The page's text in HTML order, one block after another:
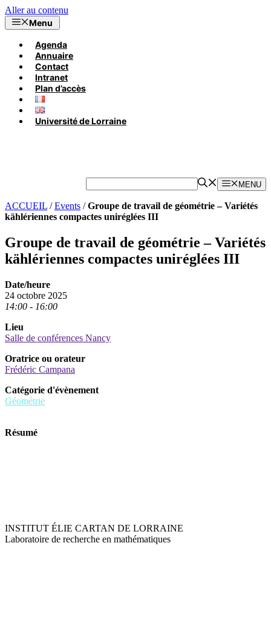
Aller au contenu
Menu
Agenda
Annuaire
Contact
Intranet
Plan d’accès
Université de Lorraine
MENU
ACCUEIL /Events /Groupe de travail de géométrie – Variétés
kählériennes compactes uniréglées III
Groupe de travail de géométrie – Variétés
kählériennes compactes uniréglées III
Date/heure
24 octobre 2025
14:00 - 16:00
Lieu
Salle de conférences Nancy
Oratrice ou orateur
Frédéric Campana
Catégorie d'évènement
Géométrie
Résumé
INSTITUT ÉLIE CARTAN DE LORRAINE
Laboratoire de recherche en mathématiques